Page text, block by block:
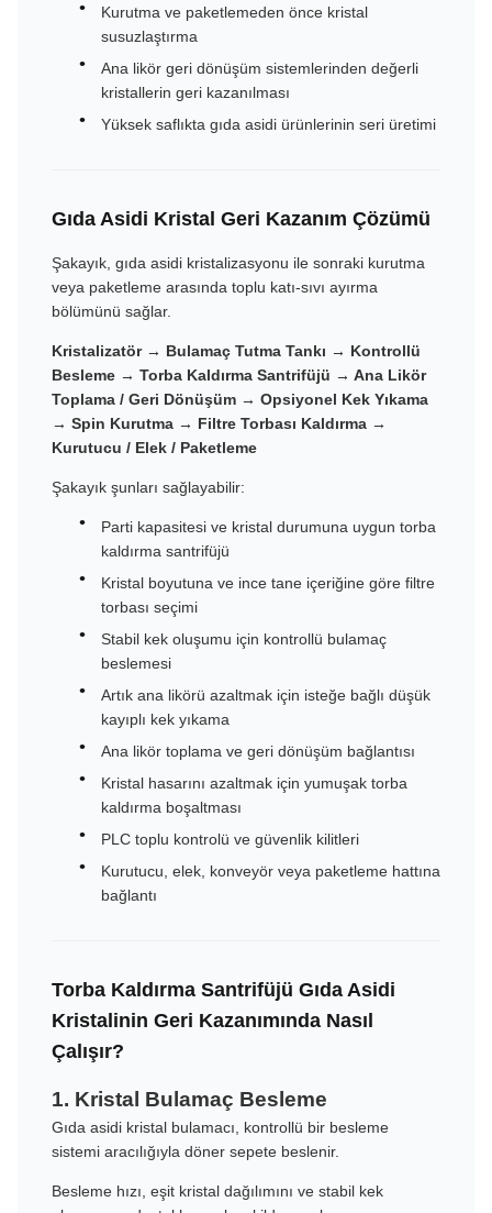
Kurutma ve paketlemeden önce kristal
susuzlaştırma
Ana likör geri dönüşüm sistemlerinden değerli
kristallerin geri kazanılması
Yüksek saflıkta gıda asidi ürünlerinin seri üretimi
Gıda Asidi Kristal Geri Kazanım Çözümü
Şakayık, gıda asidi kristalizasyonu ile sonraki kurutma
veya paketleme arasında toplu katı-sıvı ayırma
bölümünü sağlar.
Kristalizatör → Bulamaç Tutma Tankı → Kontrollü
Besleme → Torba Kaldırma Santrifüjü → Ana Likör
Toplama / Geri Dönüşüm → Opsiyonel Kek Yıkama
→ Spin Kurutma → Filtre Torbası Kaldırma →
Kurutucu / Elek / Paketleme
Şakayık şunları sağlayabilir:
Parti kapasitesi ve kristal durumuna uygun torba
kaldırma santrifüjü
Kristal boyutuna ve ince tane içeriğine göre filtre
torbası seçimi
Stabil kek oluşumu için kontrollü bulamaç
beslemesi
Artık ana likörü azaltmak için isteğe bağlı düşük
kayıplı kek yıkama
Ana likör toplama ve geri dönüşüm bağlantısı
Kristal hasarını azaltmak için yumuşak torba
kaldırma boşaltması
PLC toplu kontrolü ve güvenlik kilitleri
Kurutucu, elek, konveyör veya paketleme hattına
bağlantı
Torba Kaldırma Santrifüjü Gıda Asidi
Kristalinin Geri Kazanımında Nasıl
Çalışır?
1. Kristal Bulamaç Besleme
Gıda asidi kristal bulamacı, kontrollü bir besleme
sistemi aracılığıyla döner sepete beslenir.
Besleme hızı, eşit kristal dağılımını ve stabil kek